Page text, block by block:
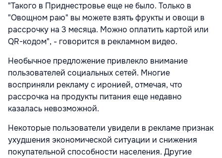
"Такого в Приднестровье еще не было. Только в
"Овощном раю" вы можете взять фрукты и овощи в
рассрочку на 3 месяца. Можно оплатить картой или
QR-кодом", - говорится в рекламном видео.
Необычное предложение привлекло внимание
пользователей социальных сетей. Многие
восприняли рекламу с иронией, отмечая, что
рассрочка на продукты питания еще недавно
казалась невозможной.
Некоторые пользователи увидели в рекламе признак
ухудшения экономической ситуации и снижения
покупательной способности населения. Другие